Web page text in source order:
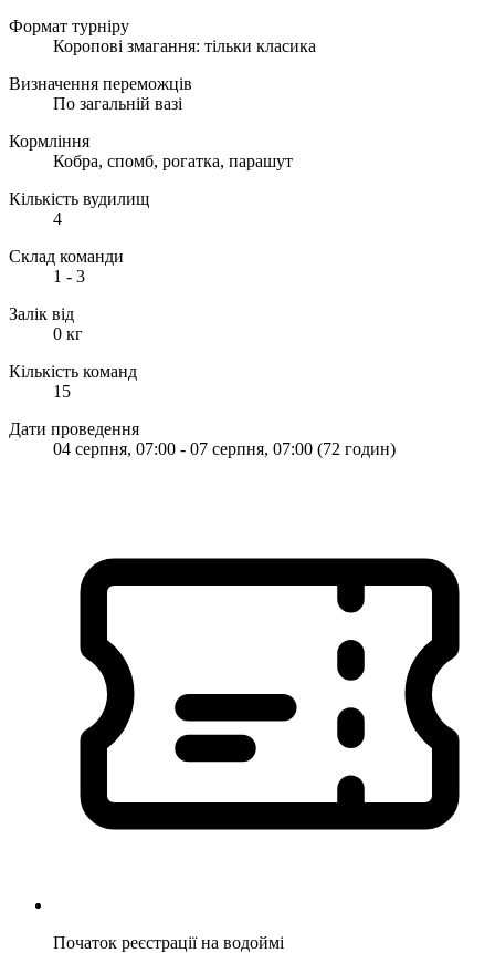
Формат турніру
Коропові змагання: тільки класика
Визначення переможців
По загальній вазі
Кормління
Кобра, спомб, рогатка, парашут
Кількість вудилищ
4
Склад команди
1 - 3
Залік від
0 кг
Кількість команд
15
Дати проведення
04 серпня, 07:00 - 07 серпня, 07:00 (72 годин)
Початок реєстрації на водоймі